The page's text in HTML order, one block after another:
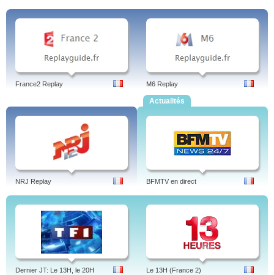
France2 Replay M6 Replay
NRJ Replay
Actualités
BFMTV en direct
Dernier JT: Le 13H, le 20H
Le 13H (France 2)